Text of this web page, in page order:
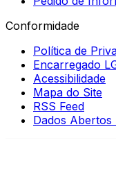
Conformidade
Política de
Encarregado
Acessibilidade
Mapa do Site
RSS Feed
Dados Abertos